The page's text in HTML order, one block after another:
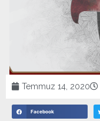
Temmuz 14, 2020
Facebook